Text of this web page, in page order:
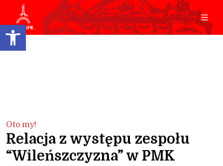
Open toolbar
Oto my!
Relacja z występu zespołu
“Wileńszczyzna” w PMK